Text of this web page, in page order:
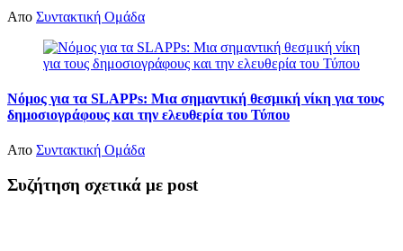
Απο Συντακτική Ομάδα
Νόμος για τα SLAPPs: Μια σημαντική θεσμική νίκη για τους
δημοσιογράφους και την ελευθερία του Τύπου
Απο Συντακτική Ομάδα
Συζήτηση σχετικά με post